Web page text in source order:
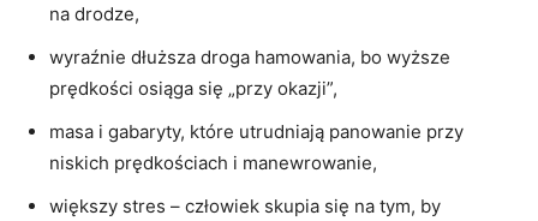
na drodze,
wyraźnie dłuższa droga hamowania, bo wyższe
prędkości osiąga się „przy okazji”,
masa i gabaryty, które utrudniają panowanie przy
niskich prędkościach i manewrowanie,
większy stres – człowiek skupia się na tym, by